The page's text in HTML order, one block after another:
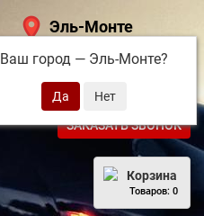
Эль-Монте
Ваш город — Эль-Монте?
+7 (495) 108-68-71
ЗАКАЗАТЬ ЗВОНОК
Корзина
Товаров: 0